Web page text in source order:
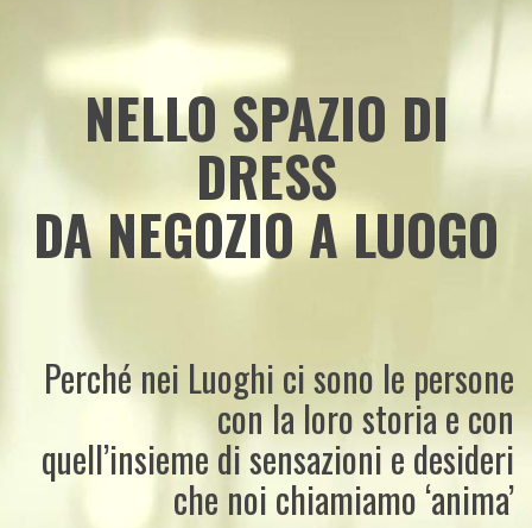
NELLO SPAZIO DI
DRESS
DA NEGOZIO A LUOGO
Perché nei Luoghi ci sono le persone
con la loro storia e con
quell’insieme di sensazioni e desideri
che noi chiamiamo ‘anima’